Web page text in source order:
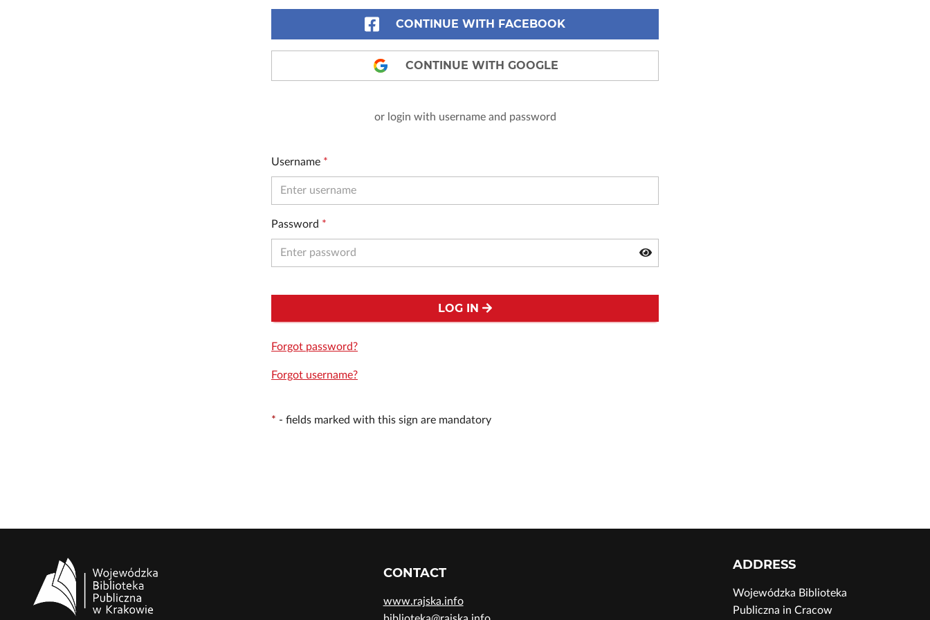
CONTINUE WITH FACEBOOK
CONTINUE WITH GOOGLE
or login with username and password
Username *
Password *
LOG IN
Forgot password?
Forgot username?
* - fields marked with this sign are mandatory
CONTACT
www.rajska.info
ADDRESS
Wojewódzka Biblioteka
Publiczna in Cracow